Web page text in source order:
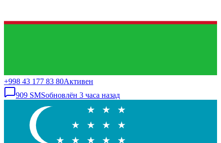
+998 43 177 83 80Активен
909 SMSобновлён 3 часа назад